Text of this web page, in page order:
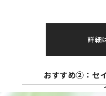
詳細
おすすめ②：セ